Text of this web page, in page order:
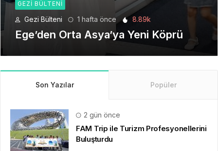
Gezi Bülteni 6.22k
Seyahat Teknolojilerinde Yeni Bir
Dönem
Son Yazılar Popüler
2 gün önce
FAM Trip ile Turizm Profesyonellerini
Buluşturdu